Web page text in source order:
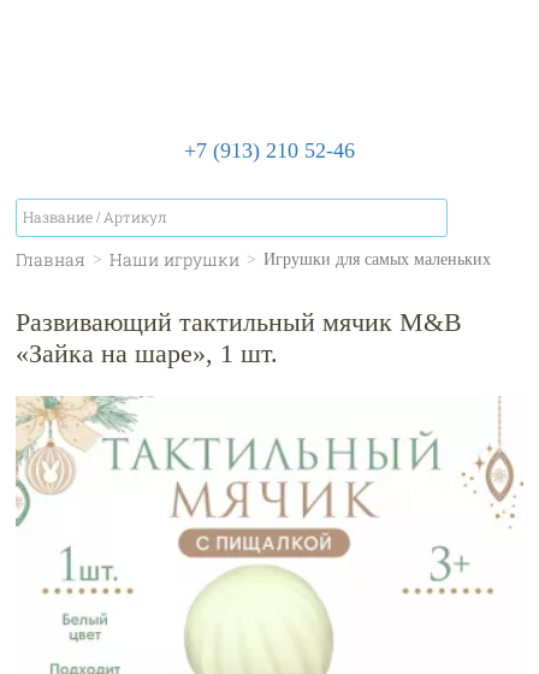
+7 (913) 210 52-46
Главная > Наши игрушки > Игрушки для самых маленьких
Развивающий тактильный мячик M&B
«Зайка на шаре», 1 шт.